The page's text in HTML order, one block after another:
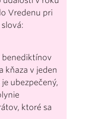
Vredenu pri
benediktínov
kňaza v jeden
ubezpečený,
ktoré sa